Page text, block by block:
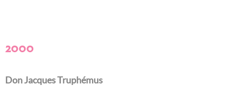
2000
Don Jacques Truphémus